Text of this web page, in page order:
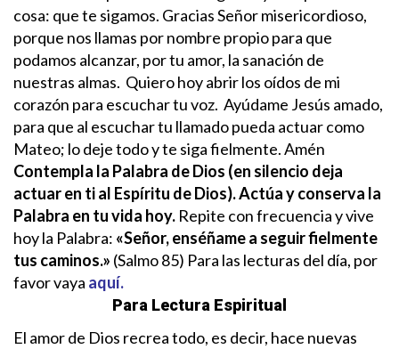
cosa: que te sigamos. Gracias Señor misericordioso,
porque nos llamas por nombre propio para que
podamos alcanzar, por tu amor, la sanación de
nuestras almas. Quiero hoy abrir los oídos de mi
corazón para escuchar tu voz. Ayúdame Jesús amado,
para que al escuchar tu llamado pueda actuar como
Mateo; lo deje todo y te siga fielmente. Amén
Contempla la Palabra de Dios (en silencio deja
actuar en ti al Espíritu de Dios). Actúa y conserva la
Palabra en tu vida hoy. Repite con frecuencia y vive
hoy la Palabra: «Señor, enséñame a seguir fielmente
tus caminos.» (Salmo 85) Para las lecturas del día, por
favor vaya aquí.
Para Lectura Espiritual
El amor de Dios recrea todo, es decir, hace nuevas